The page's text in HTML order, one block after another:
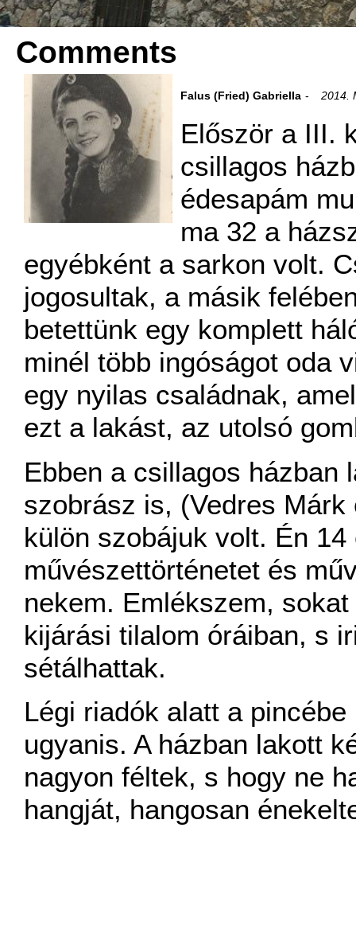
Comments
Falus (Fried) Gabriella 2014.
Először a III.
csillagos
édesapám
ma 32 a
egyébként a sarkon volt.
jogosultak, a másik
betettünk egy komplett
minél több ingóságot oda
egy nyilas családnak,
ezt a lakást, az utolsó
Ebben a csillagos házban
szobrász is, (Vedres
külön szobájuk volt. Én
művészettörténetet és
nekem. Emlékszem,
kijárási tilalom óráiban, s
sétálhattak.
Légi riadók alatt a
ugyanis. A házban lakott
nagyon féltek, s hogy ne
hangját, hangosan